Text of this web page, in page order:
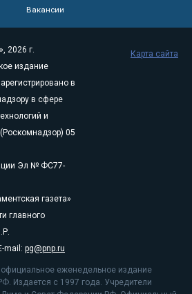
Вакансии
2026 г.
издание
в
в сфере
и
05
Эл № ФС77-
газета»
главного
mail: pg@pnp.ru
официальное еженедельное издание
Издается с 1997 года. Учредители
Карта сайта